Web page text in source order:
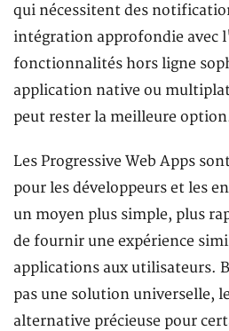
qui nécessitent des
intégration approfondie avec
fonctionnalités hors ligne
application native ou
peut rester la meilleure
Les Progressive Web Apps
pour les développeurs et les
un moyen plus simple, plus
de fournir une expérience
applications aux utilisateurs.
pas une solution universelle,
alternative précieuse pour